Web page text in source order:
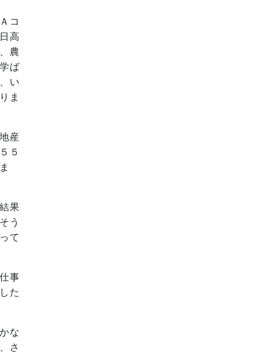
コ
高
農
ば
い
ま
産
５
果
う
て
事
た
な
さ